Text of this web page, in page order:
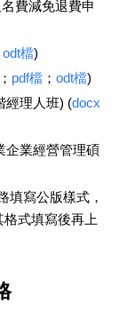
費減免退費申
odt檔)
pdf檔； odt檔)
經理人班) (docx
企業經營管理碩
填寫公版樣式，
式填寫後再上